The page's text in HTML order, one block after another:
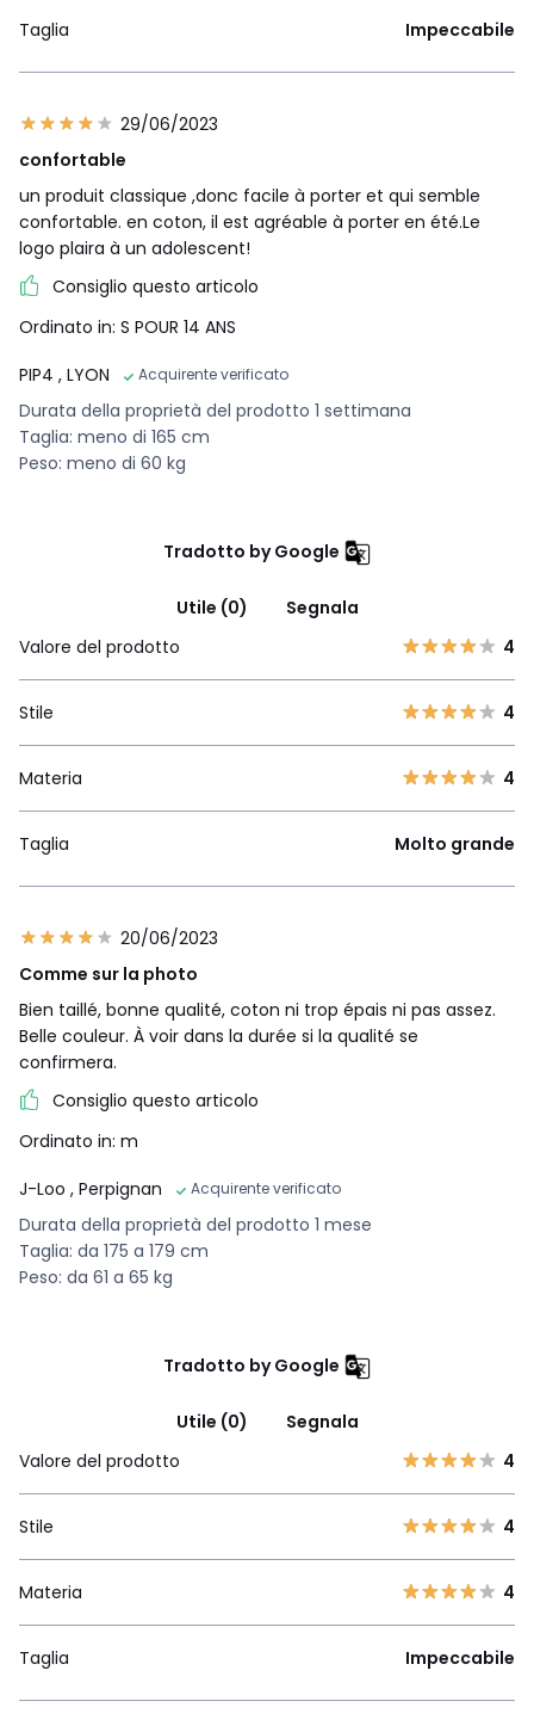
Taglia Impeccabile
29/06/2023
confortable
un produit classique ,donc facile à porter et qui semble
confortable. en coton, il est agréable à porter en été.Le
logo plaira à un adolescent!
Consiglio questo articolo
Ordinato in: S POUR 14 ANS
PIP4 , LYON Acquirente verificato
Durata della proprietà del prodotto 1 settimana
Taglia: meno di 165 cm
Peso: meno di 60 kg
Tradotto by Google
Utile (0)
Segnala
Valore del prodotto
4
Stile 4
Materia 4
Taglia Molto grande
20/06/2023
Comme sur la photo
Bien taillé, bonne qualité, coton ni trop épais ni pas assez.
Belle couleur. À voir dans la durée si la qualité se
confirmera.
Consiglio questo articolo
Ordinato in: m
J-Loo , Perpignan Acquirente verificato
Durata della proprietà del prodotto 1 mese
Taglia: da 175 a 179 cm
Peso: da 61 a 65 kg
Tradotto by Google
Utile (0)
Segnala
Valore del prodotto
4
Stile 4
Materia 4
Taglia Impeccabile